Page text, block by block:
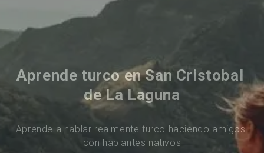
Aprende turco en San Cristobal
de La Laguna
Aprende a hablar realmente turco haciendo amigos
con hablantes nativos